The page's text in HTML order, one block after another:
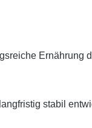
Ernährung
stabil